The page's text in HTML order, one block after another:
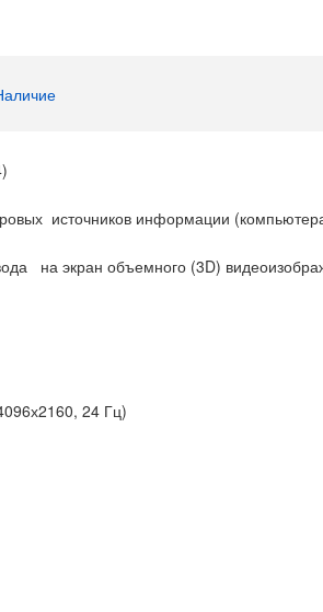
источников информации
на экран объемного (3D)
24 Гц)